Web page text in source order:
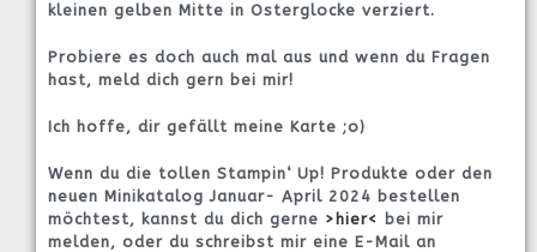
kleinen gelben Mitte in Osterglocke verziert.
Probiere es doch auch mal aus und wenn du Fragen
hast, meld dich gern bei mir!
Ich hoffe, dir gefällt meine Karte ;o)
Wenn du die tollen Stampin‘ Up! Produkte oder den
neuen Minikatalog Januar- April 2024 bestellen
möchtest, kannst du dich gerne >hier< bei mir
melden, oder du schreibst mir eine E-Mail an